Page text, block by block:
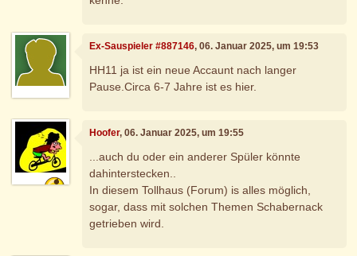
Ex-Sauspieler #887146, 06. Januar 2025, um 19:53
HH11 ja ist ein neue Accaunt nach langer
Pause.Circa 6-7 Jahre ist es hier.
Hoofer, 06. Januar 2025, um 19:55
...auch du oder ein anderer Spüler könnte
dahinterstecken..
In diesem Tollhaus (Forum) is alles möglich,
sogar, dass mit solchen Themen Schabernack
getrieben wird.